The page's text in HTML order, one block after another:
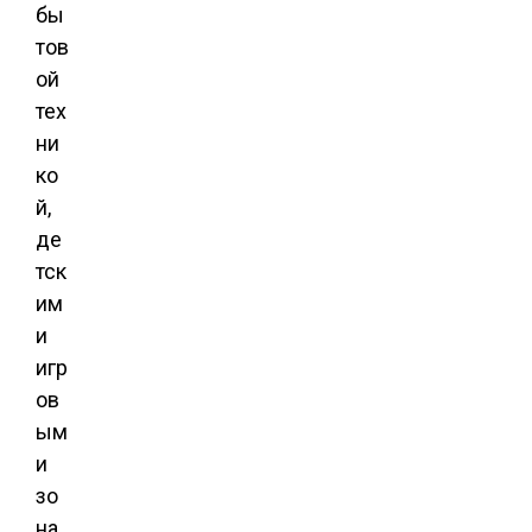
бы
тов
ой
тех
ни
ко
й,
де
тск
им
и
игр
ов
ым
и
зо